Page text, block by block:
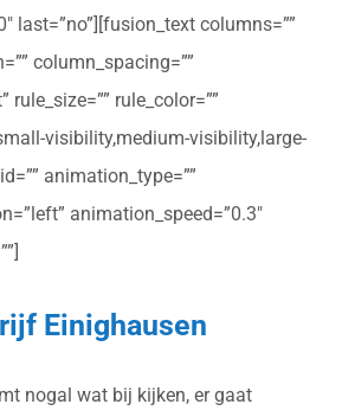
last=”no”][fusion_text columns=””
column_spacing=””
rule_size=”” rule_color=””
visibility,medium-visibility,large-
animation_type=””
animation_speed=”0.3″
Einighausen
nogal wat bij kijken, er gaat